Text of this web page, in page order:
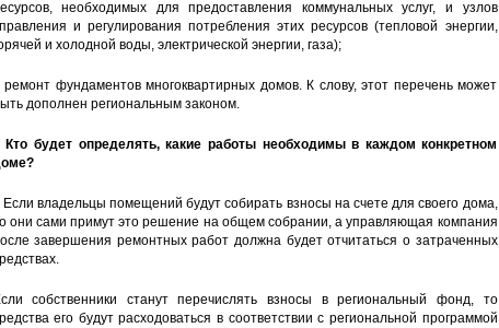
необходимых для предоставления коммунальных услуг, и узлов
и регулирования потребления этих ресурсов (тепловой энергии,
и холодной воды, электрической энергии, газа);
ремонт фундаментов многоквартирных домов. К слову, этот перечень может
дополнен региональным законом.
Кто будет определять, какие работы необходимы в каждом конкретном
Если владельцы помещений будут собирать взносы на счете для своего дома,
они сами примут это решение на общем собрании, а управляющая компания
завершения ремонтных работ должна будет отчитаться о затраченных
собственники станут перечислять взносы в региональный фонд, то
его будут расходоваться в соответствии с региональной программой